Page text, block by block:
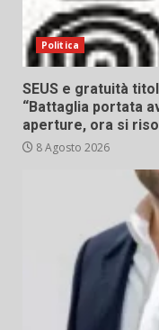
Politica
SEUS e gratuità
“Battaglia portata
aperture, ora si
8 Agosto 2026